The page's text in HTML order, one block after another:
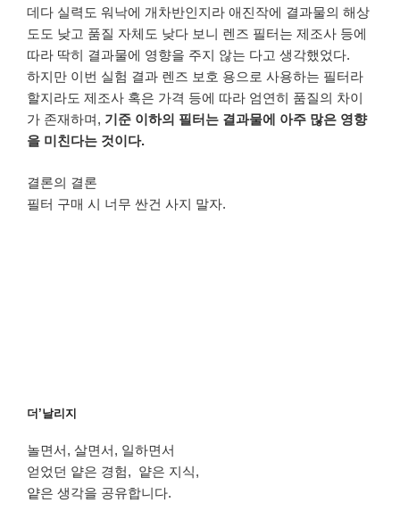
데다 실력도 워낙에 개차반인지라 애진작에 결과물의 해상
도도 낮고 품질 자체도 낮다 보니 렌즈 필터는 제조사 등에
따라 딱히 결과물에 영향을 주지 않는 다고 생각했었다.
하지만 이번 실험 결과 렌즈 보호 용으로 사용하는 필터라
할지라도 제조사 혹은 가격 등에 따라 엄연히 품질의 차이
가 존재하며, 기준 이하의 필터는 결과물에 아주 많은 영향
을 미친다는 것이다.
결론의 결론
필터 구매 시 너무 싼건 사지 말자.
더’날리지
놀면서, 살면서, 일하면서
얻었던 얕은 경험, 얕은 지식,
얕은 생각을 공유합니다.